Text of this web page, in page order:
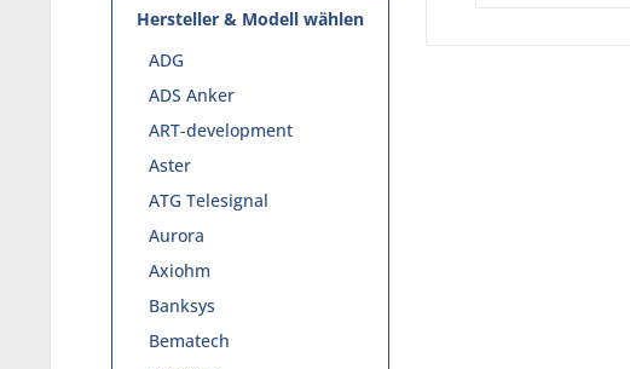
Hersteller & Modell wählen
ADG
ADS Anker
ART-development
Aster
ATG Telesignal
Aurora
Axiohm
Banksys
Bematech